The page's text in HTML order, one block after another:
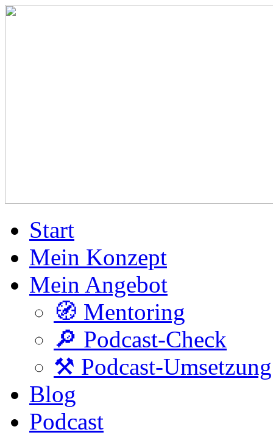
Start
Mein Konzept
Mein Angebot
🧭 Mentoring
🔎 Podcast-Check
⚒️ Podcast-Umsetzung
Blog
Podcast